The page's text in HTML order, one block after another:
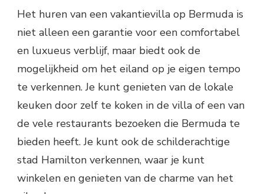
Het huren van een vakantievilla op Bermuda is
niet alleen een garantie voor een comfortabel
en luxueus verblijf, maar biedt ook de
mogelijkheid om het eiland op je eigen tempo
te verkennen. Je kunt genieten van de lokale
keuken door zelf te koken in de villa of een van
de vele restaurants bezoeken die Bermuda te
bieden heeft. Je kunt ook de schilderachtige
stad Hamilton verkennen, waar je kunt
winkelen en genieten van de charme van het